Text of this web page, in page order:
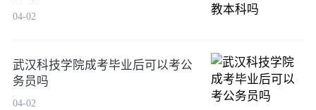
04-02
武汉科技学院成考毕业后可以考公
务员吗
04-02